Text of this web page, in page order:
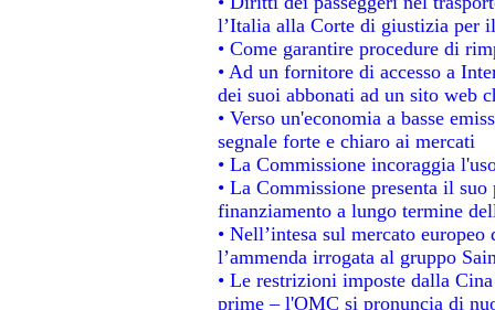
l’Italia alla Corte di giustizia per
• Come garantire procedure di
• Ad un fornitore di accesso a
dei suoi abbonati ad un sito web
• Verso un'economia a basse
segnale forte e chiaro ai mercati
• La Commissione incoraggia
• La Commissione presenta il
finanziamento a lungo termine
• Nell’intesa sul mercato
l’ammenda irrogata al gruppo
• Le restrizioni imposte dalla
prime – l'OMC si pronuncia di